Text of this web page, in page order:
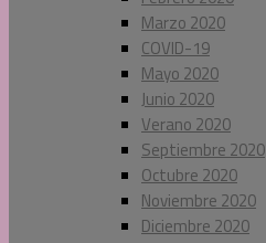
Marzo 2020
COVID-19
Mayo 2020
Junio 2020
Verano 2020
Septiembre 2020
Octubre 2020
Noviembre 2020
Diciembre 2020